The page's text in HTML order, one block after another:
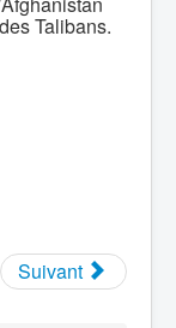
Talibans.
Suivant